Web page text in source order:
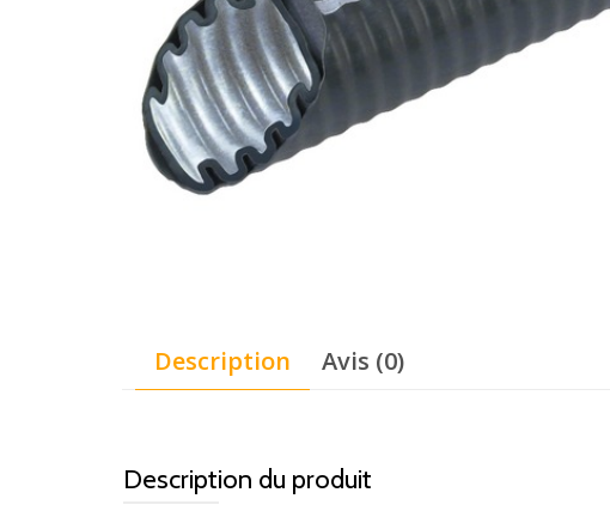
Description Avis (0)
Description du produit